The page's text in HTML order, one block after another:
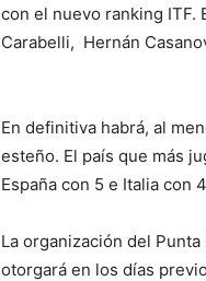
con el nuevo ranking ITF.
Carabelli, Hernán
En definitiva habrá, al
esteño. El país que más
España con 5 e Italia con
La organización del
otorgará en los días